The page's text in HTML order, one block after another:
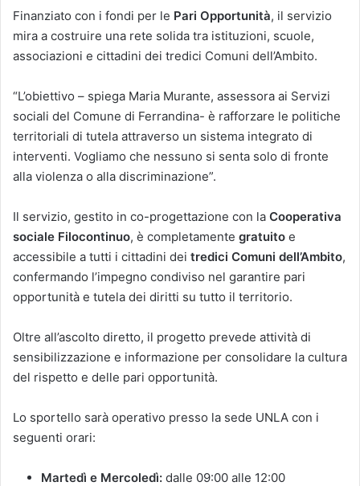
Finanziato con i fondi per le Pari Opportunità, il servizio
mira a costruire una rete solida tra istituzioni, scuole,
associazioni e cittadini dei tredici Comuni dell’Ambito.
“L’obiettivo – spiega Maria Murante, assessora ai Servizi
sociali del Comune di Ferrandina- è rafforzare le politiche
territoriali di tutela attraverso un sistema integrato di
interventi. Vogliamo che nessuno si senta solo di fronte
alla violenza o alla discriminazione”.
Il servizio, gestito in co-progettazione con la Cooperativa
sociale Filocontinuo, è completamente gratuito e
accessibile a tutti i cittadini dei tredici Comuni dell’Ambito,
confermando l’impegno condiviso nel garantire pari
opportunità e tutela dei diritti su tutto il territorio.
Oltre all’ascolto diretto, il progetto prevede attività di
sensibilizzazione e informazione per consolidare la cultura
del rispetto e delle pari opportunità.
Lo sportello sarà operativo presso la sede UNLA con i
seguenti orari:
Martedì e Mercoledì: dalle 09:00 alle 12:00